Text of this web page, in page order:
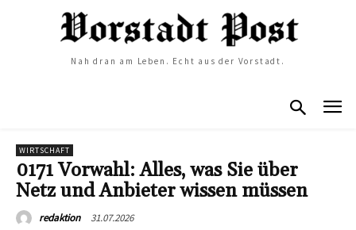
Nah dran am Leben. Echt aus der Vorstadt.
WIRTSCHAFT
0171 Vorwahl: Alles, was Sie über
Netz und Anbieter wissen müssen
redaktion 31.07.2026